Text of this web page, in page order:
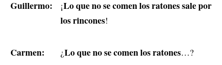
Guillermo: ¡Lo que no se comen los ratones sale por
los rincones!
Carmen: ¿Lo que no se comen los ratones…?